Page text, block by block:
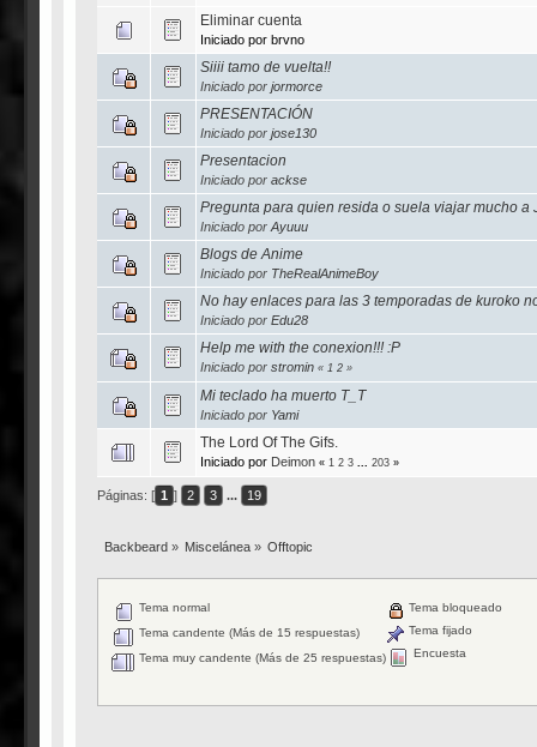
Eliminar cuenta
Iniciado por brvno
Siiii tamo de vuelta!!
Iniciado por jormorce
PRESENTACIÓN
Iniciado por jose130
Presentacion
Iniciado por ackse
Pregunta para quien resida o suela viajar mucho a
Iniciado por Ayuuu
Blogs de Anime
Iniciado por TheRealAnimeBoy
No hay enlaces para las 3 temporadas de kuroko
Iniciado por Edu28
Help me with the conexion!!! :P
Iniciado por stromin « 1 2»
Mi teclado ha muerto T_T
Iniciado por Yami
The Lord Of The Gifs.
Iniciado por Deimon « 1 2 3 203»
Páginas: [ 1 ] 2 3 ... 19
Backbeard» Miscelánea » Offtopic
Tema normal
Tema candente (Más de 15 respuestas)
Tema muy candente (Más de 25 respuestas)
Tema bloqueado
Tema fijado
Encuesta